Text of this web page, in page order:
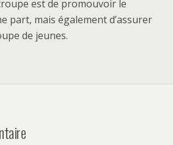
est de promouvoir le
part, mais également d’assurer
de jeunes.